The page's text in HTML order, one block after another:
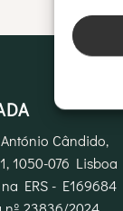
Cândido,
1050-076 Lisboa
ERS - E169684